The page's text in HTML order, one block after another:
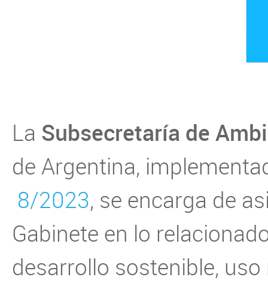
La Subsecretaría de
de Argentina,
8/2023, se encarga de
Gabinete en lo
desarrollo sostenible,